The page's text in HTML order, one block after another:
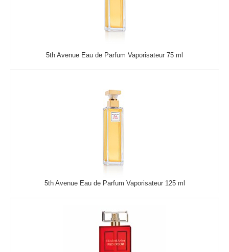
5th Avenue Eau de Parfum Vaporisateur 75 ml
5th Avenue Eau de Parfum Vaporisateur 125 ml